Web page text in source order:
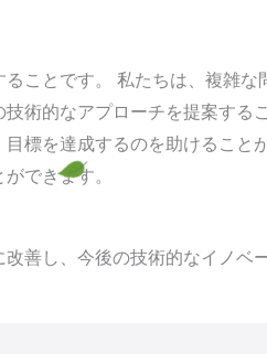
ことです。 私たちは、複雑
術的なアプローチを提案する
標を達成するのを助けるこ
できます。
善し、今後の技術的なイノベ